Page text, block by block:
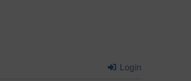
Login